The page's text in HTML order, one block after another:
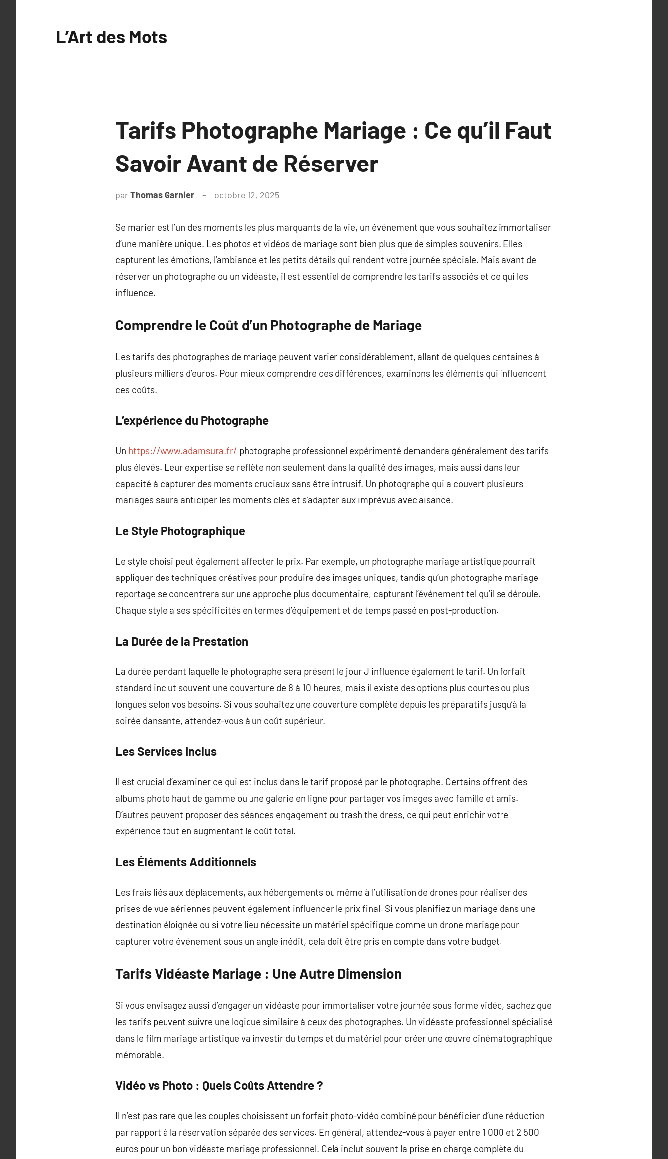
L’Art des Mots
Tarifs Photographe Mariage : Ce qu’il Faut
Savoir Avant de Réserver
par Thomas Garnier octobre 12, 2025
Se marier est l’un des moments les plus marquants de la vie, un événement que vous souhaitez immortaliser
d’une manière unique. Les photos et vidéos de mariage sont bien plus que de simples souvenirs. Elles
capturent les émotions, l’ambiance et les petits détails qui rendent votre journée spéciale. Mais avant de
réserver un photographe ou un vidéaste, il est essentiel de comprendre les tarifs associés et ce qui les
influence.
Comprendre le Coût d’un Photographe de Mariage
Les tarifs des photographes de mariage peuvent varier considérablement, allant de quelques centaines à
plusieurs milliers d’euros. Pour mieux comprendre ces différences, examinons les éléments qui influencent
ces coûts.
L’expérience du Photographe
Un https://www.adamsura.fr/ photographe professionnel expérimenté demandera généralement des tarifs
plus élevés. Leur expertise se reflète non seulement dans la qualité des images, mais aussi dans leur
capacité à capturer des moments cruciaux sans être intrusif. Un photographe qui a couvert plusieurs
mariages saura anticiper les moments clés et s’adapter aux imprévus avec aisance.
Le Style Photographique
Le style choisi peut également affecter le prix. Par exemple, un photographe mariage artistique pourrait
appliquer des techniques créatives pour produire des images uniques, tandis qu’un photographe mariage
reportage se concentrera sur une approche plus documentaire, capturant l’événement tel qu’il se déroule.
Chaque style a ses spécificités en termes d’équipement et de temps passé en post-production.
La Durée de la Prestation
La durée pendant laquelle le photographe sera présent le jour J influence également le tarif. Un forfait
standard inclut souvent une couverture de 8 à 10 heures, mais il existe des options plus courtes ou plus
longues selon vos besoins. Si vous souhaitez une couverture complète depuis les préparatifs jusqu’à la
soirée dansante, attendez-vous à un coût supérieur.
Les Services Inclus
Il est crucial d’examiner ce qui est inclus dans le tarif proposé par le photographe. Certains offrent des
albums photo haut de gamme ou une galerie en ligne pour partager vos images avec famille et amis.
D’autres peuvent proposer des séances engagement ou trash the dress, ce qui peut enrichir votre
expérience tout en augmentant le coût total.
Les Éléments Additionnels
Les frais liés aux déplacements, aux hébergements ou même à l’utilisation de drones pour réaliser des
prises de vue aériennes peuvent également influencer le prix final. Si vous planifiez un mariage dans une
destination éloignée ou si votre lieu nécessite un matériel spécifique comme un drone mariage pour
capturer votre événement sous un angle inédit, cela doit être pris en compte dans votre budget.
Tarifs Vidéaste Mariage : Une Autre Dimension
Si vous envisagez aussi d’engager un vidéaste pour immortaliser votre journée sous forme vidéo, sachez que
les tarifs peuvent suivre une logique similaire à ceux des photographes. Un vidéaste professionnel spécialisé
dans le film mariage artistique va investir du temps et du matériel pour créer une œuvre cinématographique
mémorable.
Vidéo vs Photo : Quels Coûts Attendre ?
Il n’est pas rare que les couples choisissent un forfait photo-vidéo combiné pour bénéficier d’une réduction
par rapport à la réservation séparée des services. En général, attendez-vous à payer entre 1 000 et 2 500
euros pour un bon vidéaste mariage professionnel. Cela inclut souvent la prise en charge complète du